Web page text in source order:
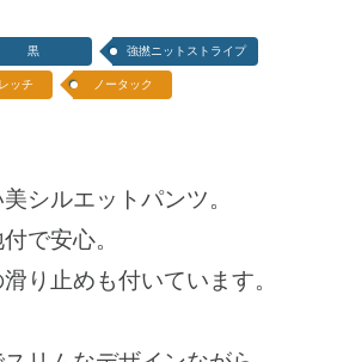
黒 強撚ニットストライプ
ッチ ノータック
シルエットパンツ。
で安心。
り止めも付いています。